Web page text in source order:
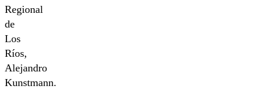
Regional
de
Los
Ríos,
Alejandro
Kunstmann.